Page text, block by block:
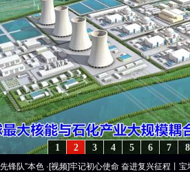
8
7
6
5
4
3
2
1
视频]牢记初心使命 奋进复兴征程丨宝塔山下好光